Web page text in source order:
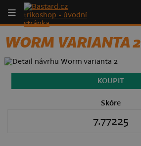
WORM VARIANTA 2
KOUPIT
Skóre
7.77225